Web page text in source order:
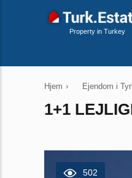
Property in Turkey
Hjem › Ejendom i
1+1
502